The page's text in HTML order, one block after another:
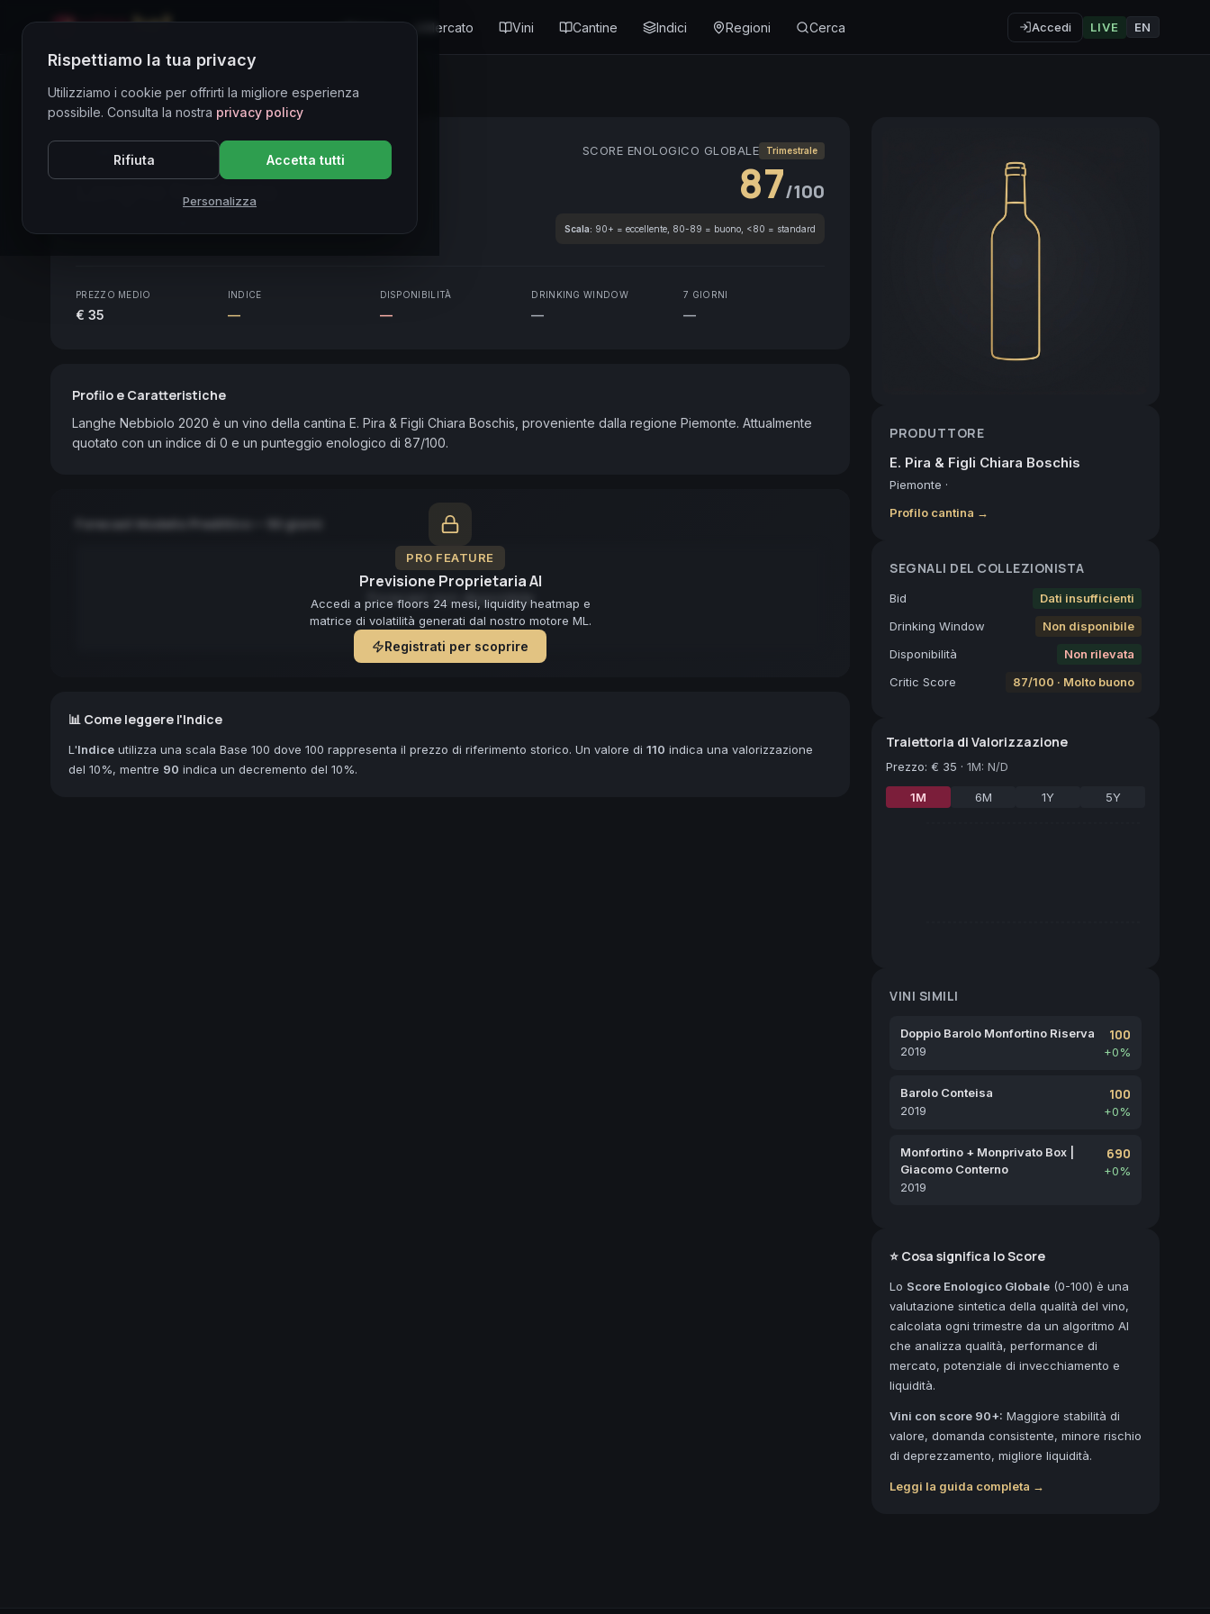
Mercato Vini Cantine Indici Regioni Cerca Accedi LIVE EN
Directory Vini
CORE ASSET ● STABLE Piemonte
Langhe Nebbiolo2020
SCORE ENOLOGICO GLOBALE Trimestrale
87/100
Scala: 90+ = eccellente, 80-89 = buono, <80 = standard
PREZZO MEDIO
€ 35
INDICE
—
DISPONIBILITÀ
—
DRINKING WINDOW
—
7 GIORNI
—
Profilo e Caratteristiche
Langhe Nebbiolo 2020 è un vino della cantina E. Pira & Figli Chiara Boschis, proveniente dalla regione Piemonte. Attualmente
quotato con un indice di 0 e un punteggio enologico di 87/100.
PRO FEATURE
Previsione Proprietaria AI
Accedi a price floors 24 mesi, liquidity heatmap e
matrice di volatilità generati dal nostro motore ML.
Registrati per scoprire
Forecast Modello Predittivo — 90 giorni
Forecast non disponibile
📊 Come leggere l'Indice
L'Indice utilizza una scala Base 100 dove 100 rappresenta il prezzo di riferimento storico. Un valore di 110 indica una valorizzazione
del 10%, mentre 90 indica un decremento del 10%.
PRODUTTORE
E. Pira & Figli Chiara Boschis
Piemonte ·
Profilo cantina →
SEGNALI DEL COLLEZIONISTA
Bid
Dati insufficienti
Drinking Window
Non disponibile
Disponibilità
Non rilevata
Critic Score
87/100 · Molto buono
Traiettoria di Valorizzazione
Prezzo: € 35 · 1M: N/D
1M 6M 1Y 5Y
VINI SIMILI
Doppio Barolo Monfortino Riserva
2019
100
+0%
Barolo Conteisa
2019
100
+0%
Monfortino + Monprivato Box |
Giacomo Conterno
2019
690
+0%
⭐ Cosa significa lo Score
Lo Score Enologico Globale (0-100) è una
valutazione sintetica della qualità del vino,
calcolata ogni trimestre da un algoritmo AI
che analizza qualità, performance di
mercato, potenziale di invecchiamento e
liquidità.
Vini con score 90+: Maggiore stabilità di
valore, domanda consistente, minore rischio
di deprezzamento, migliore liquidità.
Leggi la guida completa →
Rispettiamo la tua privacy
Utilizziamo i cookie per offrirti la migliore esperienza
possibile. Consulta la nostra privacy policy
Rifiuta Accetta tutti
Personalizza